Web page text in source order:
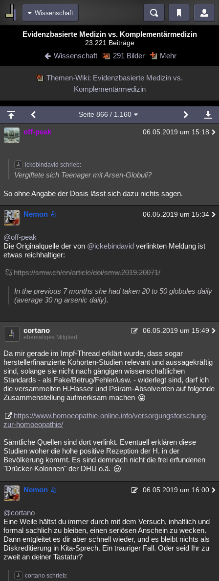
Wissenschaft
Bereiche
Diskussionen Blogs Videos
meine Rubriken
Wissenschaft Politik Mystery
Spiritualität Verschwörungen Technologie Ufologie
Natur Umfragen
Philosophie Träume
Astronomie Helpdesk
Übersichten
Lesenswert Schlüsselwörter
Evidenzbasierte Medizin vs. Komplementärmedizin
23.221 Beiträge
Wissenschaft 291 Bilder Mehr
Themen-Wiki: Evidenzbasierte Medizin vs.
Komplementärmedizin
Seite 866 / 1.160
off-peak 06.05.2019 um 15:18
ickebindavid schrieb:
Vergiftete sich Teenager mit Arsen-Globuli?
So ohne Angabe der Dosis lässt sich dazu nichts sagen.
Nemon 06.05.2019 um 15:34
@off-peak
Die Originalquelle der von @ickebindavid verlinkten Meldung ist
etwas reichhaltiger:
https://smw.ch/en/article/doi/smw.2019.20071/
In the previous 7 months she had taken 20 to 50 globules daily
(average 30 ng arsenic daily).
cortano 06.05.2019 um 15:49
ehemaliges Mitglied
Da mir gerade im Impf-Thread erklärt wurde, dass sogar
herstellerfinanzierte Kohorten-Studien relevant und aussagekräftig
sind, solange sie nicht nach gängigen wissenschaftlichen
Standards - als Fake/Betrug/Fehler/usw. - widerlegt sind, darf ich
die versammelten H.Hasser und Psiram-Absolventen auf folgende
Zusammenstellung aufmerksam machen
https://www.homoeopathie-online.info/versorgungsforschung-
zur-homoeopathie/
Sämtliche Quellen sind dort verlinkt. Eventuell erklären diese
Studien woher die hohe positive Rezeption der H. in der
Bevölkerung kommt. Es sind demnach nicht die frei erfundenen
"Drücker-Kolonnen" der DHU o.ä.
Nemon 06.05.2019 um 16:00
@cortano
Eine Weile hältst du immer durch mit dem Versuch, inhaltlich und
formal sachlich zu bleiben, einen seriösen Anschein zu wecken.
Dann entgleitet es dir aber schnell wieder, und es bleibt nichts als
Diskreditierung in Kita-Sprech. Ein trauriger Fall. Oder seid Ihr zu
zweit an deiner Tastatur?
cortano schrieb: